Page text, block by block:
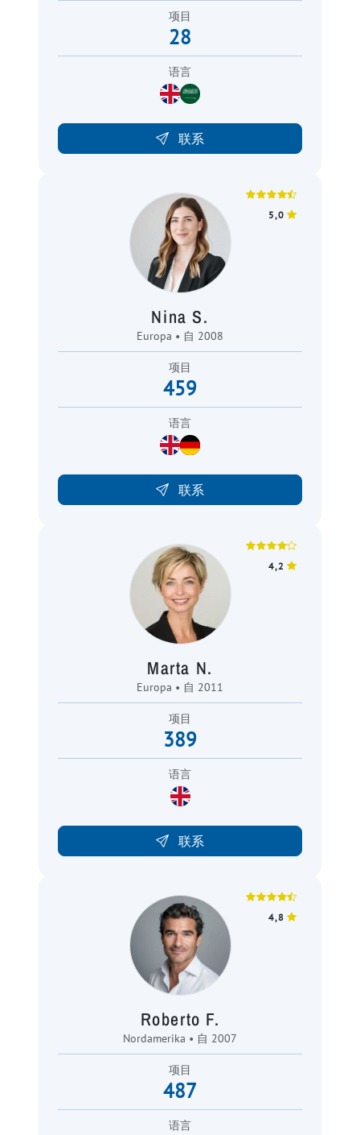
项目
28
语言
联系
5,0
Nina S.
Europa • 自 2008
项目
459
语言
联系
4,2
Marta N.
Europa • 自 2011
项目
389
语言
联系
4,8
Roberto F.
Nordamerika • 自 2007
项目
487
语言